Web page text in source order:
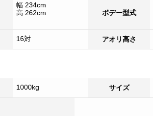
幅 234cm
高 262cm
ボデー型式
16対 アオリ高さ
1000kg サイズ